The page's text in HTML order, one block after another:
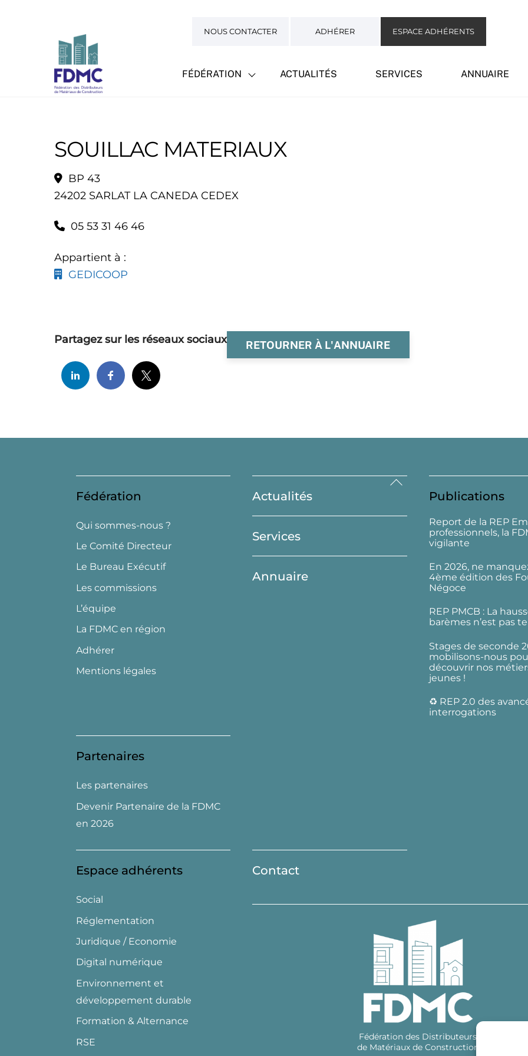
NOUS CONTACTER ADHÉRER ESPACE ADHÉRENTS
FÉDÉRATION ACTUALITÉS SERVICES ANNUAIRE
SOUILLAC MATERIAUX
BP 43
24202 SARLAT LA CANEDA CEDEX
05 53 31 46 46
Appartient à :
GEDICOOP
RETOURNER À L'ANNUAIRE
Partagez sur les réseaux sociaux
Back
Top
Fédération
Qui sommes-nous ?
Le Comité Directeur
Le Bureau Exécutif
Les commissions
L’équipe
La FDMC en région
Adhérer
Mentions légales
Actualités
Services
Annuaire
Publications
Report de la REP
professionnels, la
vigilante
En 2026, ne
4ème édition des
Négoce
REP PMCB : La
barèmes n’est pas
Stages de seconde
mobilisons-nous
découvrir nos
jeunes !
♻️ REP 2.0 des
interrogations
Partenaires
Les partenaires
Devenir Partenaire de la FDMC
en 2026
Espace adhérents
Social
Réglementation
Juridique / Economie
Digital numérique
Environnement et
développement durable
Formation & Alternance
RSE
Contact
Fédération des Distributeurs
de Matériaux de Construction